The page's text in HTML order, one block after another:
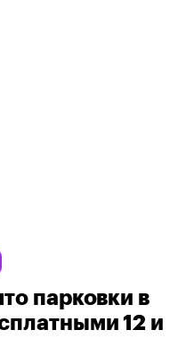
парковки в
12 и